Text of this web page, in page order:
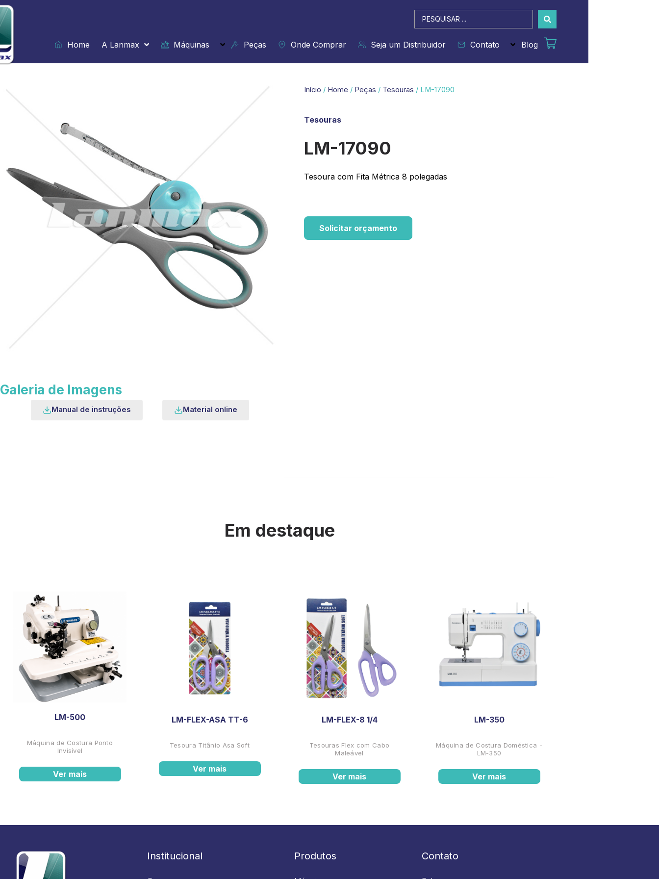
Ir
para
o
conteúdo
Pesquisar
...
Home
A Lanmax Máquinas Peças Onde Comprar Seja um Distribuidor Contato Blog
Galeria de Imagens
Manual de instruções Material online
Início / Home / Peças / Tesouras / LM-17090
Tesouras
LM-17090
Tesoura com Fita Métrica 8 polegadas
Solicitar orçamento
Em destaque
LM-500
Máquina de Costura Ponto
Invisível
Ver mais
LM-FLEX-ASA TT-6
Tesoura Titânio Asa Soft
Ver mais
LM-FLEX-8 1/4
Tesouras Flex com Cabo
Maleável
Ver mais
LM-350
Máquina de Costura Doméstica -
LM-350
Ver mais
Institucional Produtos Contato